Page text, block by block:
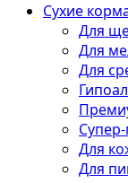
Сухие
Для
Для
Для
Для
Для